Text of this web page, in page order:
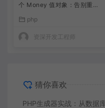
个 Money 值对象：告别重复
php
资深开发工程师
猜你喜欢